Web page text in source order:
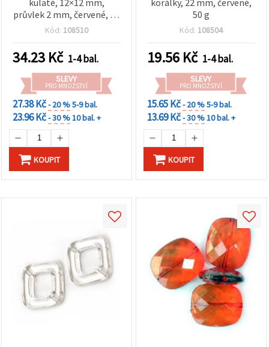
průvlek 2 mm, červené, 50
g (~65 ks)
Kód: 108510
34.23 Kč 1-4 bal.
SLEVY
PRO MNOŽSTVÍ
27.38 Kč- 20 %5-9 bal.
23.96 Kč- 30 %10 bal. +
KOUPIT
50 g
Kód: 108504
19.56 Kč 1-4 bal.
SLEVY
PRO MNOŽSTVÍ
15.65 Kč- 20 %5-9 bal.
13.69 Kč- 30 %10 bal. +
KOUPIT